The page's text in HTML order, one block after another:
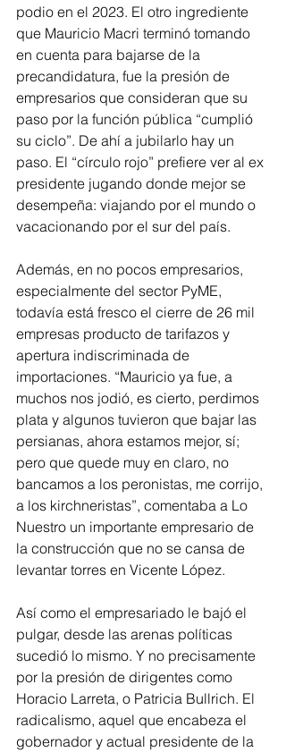
podio en el 2023. El otro ingrediente
que Mauricio Macri terminó tomando
en cuenta para bajarse de la
precandidatura, fue la presión de
empresarios que consideran que su
paso por la función pública “cumplió
su ciclo”. De ahí a jubilarlo hay un
paso. El “círculo rojo” prefiere ver al ex
presidente jugando donde mejor se
desempeña: viajando por el mundo o
vacacionando por el sur del país.
Además, en no pocos empresarios,
especialmente del sector PyME,
todavía está fresco el cierre de 26 mil
empresas producto de tarifazos y
apertura indiscriminada de
importaciones. “Mauricio ya fue, a
muchos nos jodió, es cierto, perdimos
plata y algunos tuvieron que bajar las
persianas, ahora estamos mejor, sí;
pero que quede muy en claro, no
bancamos a los peronistas, me corrijo,
a los kirchneristas”, comentaba a Lo
Nuestro un importante empresario de
la construcción que no se cansa de
levantar torres en Vicente López.
Así como el empresariado le bajó el
pulgar, desde las arenas políticas
sucedió lo mismo. Y no precisamente
por la presión de dirigentes como
Horacio Larreta, o Patricia Bullrich. El
radicalismo, aquel que encabeza el
gobernador y actual presidente de la